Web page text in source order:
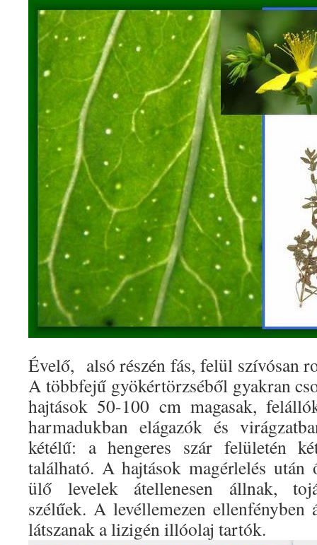
Évelő, alsó részén fás, felül szívósan
A többfejű gyökértörzséből gyakran
hajtások 50-100 cm magasak,
harmadukban elágazók és
kétélű: a hengeres szár felületén
található. A hajtások magérlelés után
ülő levelek átellenesen állnak,
szélűek. A levéllemezen
látszanak a lizigén illóolaj tartók.